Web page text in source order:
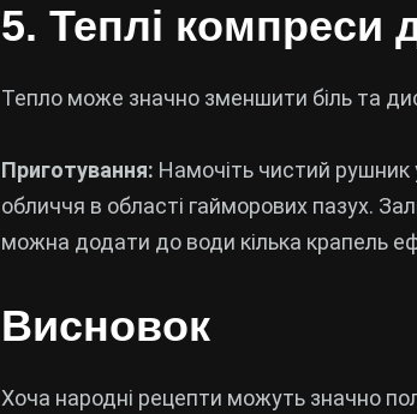
5. Теплі
Тепло може значно зменшити біль та
Приготування: Намочіть чистий рушник
обличчя в області гайморових пазух.
можна додати до води кілька крапель
Висновок
Хоча народні рецепти можуть значно